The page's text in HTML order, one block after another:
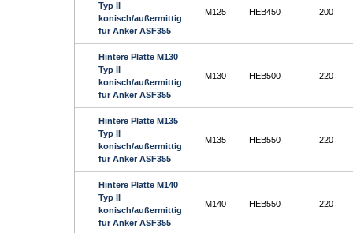
Typ II
konisch/außermittig
für Anker ASF355
M125 HEB450 200
Hintere Platte M130
Typ II
konisch/außermittig
für Anker ASF355
M130 HEB500 220
Hintere Platte M135
Typ II
konisch/außermittig
für Anker ASF355
M135 HEB550 220
Hintere Platte M140
Typ II
konisch/außermittig
für Anker ASF355
M140 HEB550 220